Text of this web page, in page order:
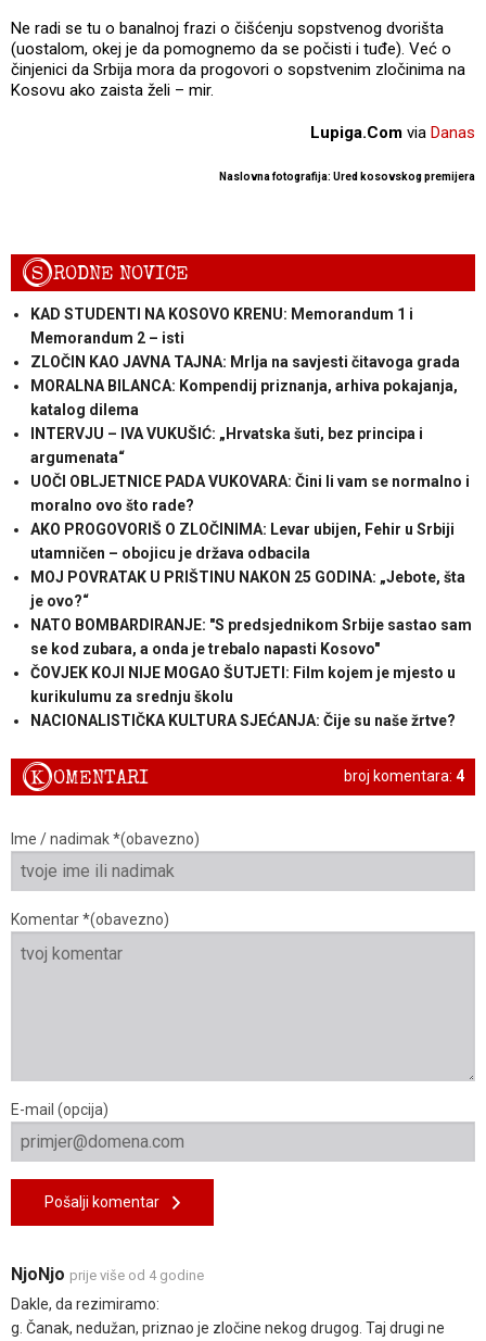
Ne radi se tu o banalnoj frazi o čišćenju sopstvenog dvorišta
(uostalom, okej je da pomognemo da se počisti i tuđe). Već o
činjenici da Srbija mora da progovori o sopstvenim zločinima na
Kosovu ako zaista želi – mir.
Lupiga.Com via Danas
Naslovna fotografija: Ured kosovskog premijera
SRODNE NOVICE
KAD STUDENTI NA KOSOVO KRENU: Memorandum 1 i
Memorandum 2 – isti
ZLOČIN KAO JAVNA TAJNA: Mrlja na savjesti čitavoga grada
MORALNA BILANCA: Kompendij priznanja, arhiva pokajanja,
katalog dilema
INTERVJU – IVA VUKUŠIĆ: „Hrvatska šuti, bez principa i
argumenata“
UOČI OBLJETNICE PADA VUKOVARA: Čini li vam se normalno i
moralno ovo što rade?
AKO PROGOVORIŠ O ZLOČINIMA: Levar ubijen, Fehir u Srbiji
utamničen – obojicu je država odbacila
MOJ POVRATAK U PRIŠTINU NAKON 25 GODINA: „Jebote, šta
je ovo?“
NATO BOMBARDIRANJE: "S predsjednikom Srbije sastao sam
se kod zubara, a onda je trebalo napasti Kosovo"
ČOVJEK KOJI NIJE MOGAO ŠUTJETI: Film kojem je mjesto u
kurikulumu za srednju školu
NACIONALISTIČKA KULTURA SJEĆANJA: Čije su naše žrtve?
broj komentara: 4
KOMENTARI
Ime / nadimak *(obavezno)
Komentar *(obavezno)
E-mail (opcija)
Pošalji komentar
NjoNjo prije više od 4 godine
Dakle, da rezimiramo:
g. Čanak, nedužan, priznao je zločine nekog drugog. Taj drugi ne